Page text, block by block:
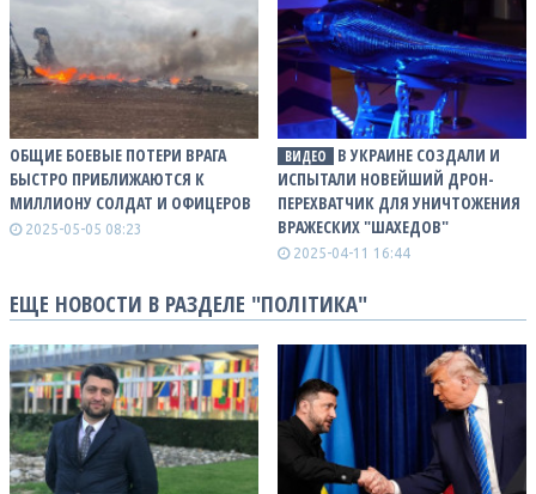
ОБЩИЕ БОЕВЫЕ ПОТЕРИ ВРАГА
БЫСТРО ПРИБЛИЖАЮТСЯ К
МИЛЛИОНУ СОЛДАТ И ОФИЦЕРОВ
2025-05-05 08:23
ВИДЕО
В УКРАИНЕ СОЗДАЛИ И
ИСПЫТАЛИ НОВЕЙШИЙ ДРОН-
ПЕРЕХВАТЧИК ДЛЯ УНИЧТОЖЕНИЯ
ВРАЖЕСКИХ "ШАХЕДОВ"
2025-04-11 16:44
ЕЩЕ НОВОСТИ В РАЗДЕЛЕ "ПОЛІТИКА"